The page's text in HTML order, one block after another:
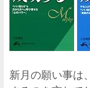
新月の願い事は